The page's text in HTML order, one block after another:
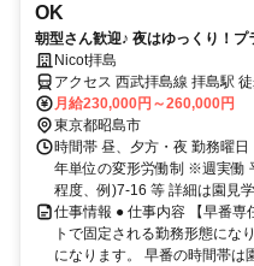
OK
朝型さん歓迎♪ 夜はゆっくり！
けど正社員で働きたい方！
Nicot拝島
アクセス 西武拝島線 拝島駅
月給230,000円～260,000円
東京都昭島市
時間帯 昼、夕方・夜 勤務曜
年単位の変形労働制 ※週実働
程度、例)7-16 等 詳細は園見学
仕事情報 ● 仕事内容 【早番
トで固定される勤務形態にな
になります。 早番の時間帯は